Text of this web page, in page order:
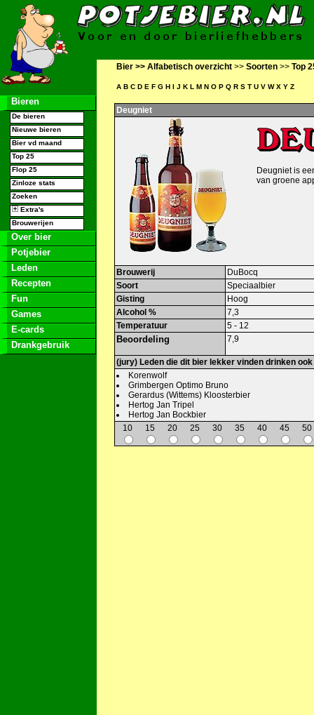
Bieren
De bieren
Nieuwe bieren
Bier vd maand
Top 25
Flop 25
Zinloze stats
Zoeken
Extra's
Brouwerijen
Over bier
Potjebier
Leden
Recepten
Fun
Games
E-cards
Drankgebruik
Bier >> Alfabetisch overzicht >> Soorten >> Top
A B C D E F G H I J K L M N O P Q R S T U V W X Y Z
Deugniet
Deugniet is
van groene
Brouwerij
DuBocq
Soort
Speciaalbier
Gisting
Hoog
Alcohol %
7,3
Temperatuur
5 - 12
Beoordeling 7,9
(jury) Leden die dit bier lekker vinden drinken
Korenwolf
Grimbergen Optimo Bruno
Gerardus (Wittems) Kloosterbier
Hertog Jan Tripel
Hertog Jan Bockbier
10
15 20 25 30 35 40 45 50